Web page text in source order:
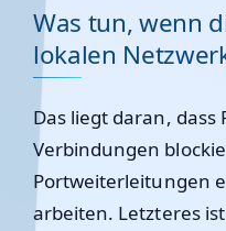
Was tun, wenn
lokalen
Das liegt daran,
Verbindungen
Portweiterleitungen
arbeiten. Letzteres